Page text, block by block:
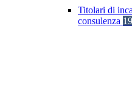
Titolari di
consulenza 19